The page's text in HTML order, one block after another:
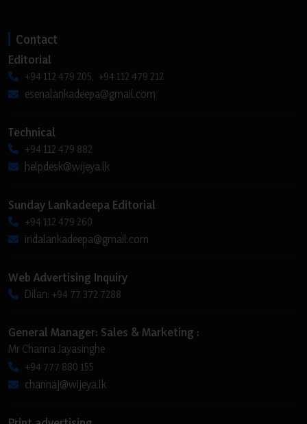
Contact
Editorial
+94 112 479 205, +94 112 479 212
esenalankadeepa@gmail.com
Technical
+94 112 479 882
helpdesk@wijeya.lk
Sunday Lankadeepa Editorial
+94 112 479 260
iridalankadeepa@gmail.com
Web Advertising Inquiry
Dilan: +94 77 372 7288
General Manager: Sales & Marketing :
Mr Channa Jayasinghe
+94 777 880 155
channaj@wijeya.lk